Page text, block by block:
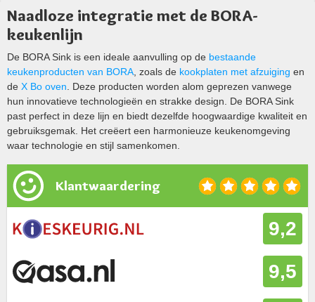
Naadloze integratie met de BORA-
keukenlijn
De BORA Sink is een ideale aanvulling op de bestaande
keukenproducten van BORA, zoals de kookplaten met afzuiging en
de X Bo oven. Deze producten worden alom geprezen vanwege
hun innovatieve technologieën en strakke design. De BORA Sink
past perfect in deze lijn en biedt dezelfde hoogwaardige kwaliteit en
gebruiksgemak. Het creëert een harmonieuze keukenomgeving
waar technologie en stijl samenkomen.
Klantwaardering
9,2
9,5